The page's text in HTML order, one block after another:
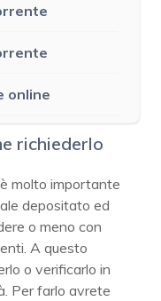
online
richiederlo
molto importante
depositato ed
o meno con
A questo
o verificarlo in
Per farlo avrete